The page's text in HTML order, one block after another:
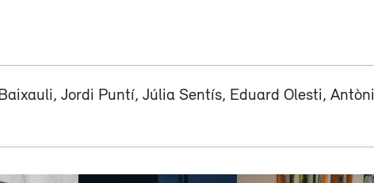
Jordi Puntí, Júlia Sentís, Eduard Olesti,